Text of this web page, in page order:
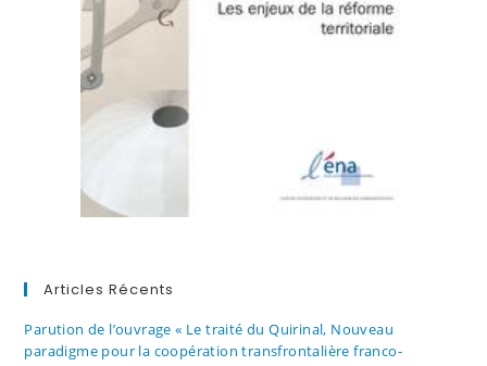
Articles Récents
Parution de l’ouvrage « Le traité du Quirinal, Nouveau
paradigme pour la coopération transfrontalière franco-